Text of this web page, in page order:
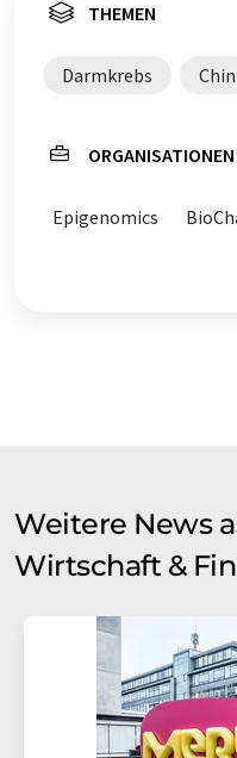
THEMEN
Darmkrebs
ORGANISATIONEN
Epigenomics
Weitere News
Wirtschaft &